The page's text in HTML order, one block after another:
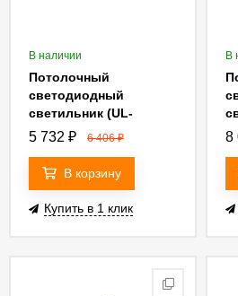
В наличии
Потолочный
светодиодный
светильник (UL-
00004255) Uniel ULY-
IP65 WHITE
5 732 ₽ 6 406₽
В корзину
Купить в 1 клик
В
8